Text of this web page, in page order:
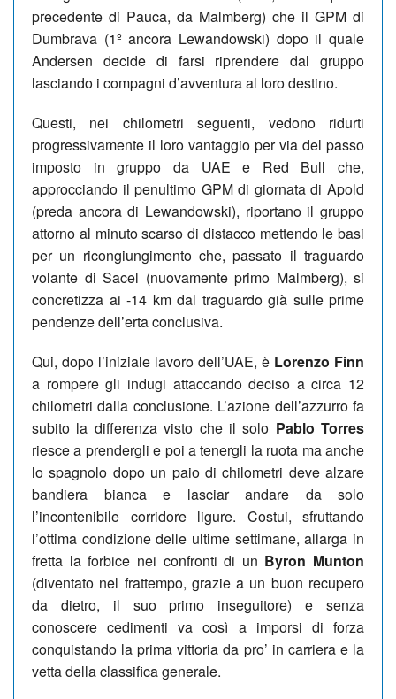
precedente di Pauca, da Malmberg) che il GPM di
Dumbrava (1º ancora Lewandowski) dopo il quale
Andersen decide di farsi riprendere dal gruppo
lasciando i compagni d’avventura al loro destino.
Questi, nei chilometri seguenti, vedono ridurti
progressivamente il loro vantaggio per via del passo
imposto in gruppo da UAE e Red Bull che,
approcciando il penultimo GPM di giornata di Apold
(preda ancora di Lewandowski), riportano il gruppo
attorno al minuto scarso di distacco mettendo le basi
per un ricongiungimento che, passato il traguardo
volante di Sacel (nuovamente primo Malmberg), si
concretizza ai -14 km dal traguardo già sulle prime
pendenze dell’erta conclusiva.
Qui, dopo l’iniziale lavoro dell’UAE, è Lorenzo Finn
a rompere gli indugi attaccando deciso a circa 12
chilometri dalla conclusione. L’azione dell’azzurro fa
subito la differenza visto che il solo Pablo Torres
riesce a prendergli e poi a tenergli la ruota ma anche
lo spagnolo dopo un paio di chilometri deve alzare
bandiera bianca e lasciar andare da solo
l’incontenibile corridore ligure. Costui, sfruttando
l’ottima condizione delle ultime settimane, allarga in
fretta la forbice nei confronti di un Byron Munton
(diventato nel frattempo, grazie a un buon recupero
da dietro, il suo primo inseguitore) e senza
conoscere cedimenti va così a imporsi di forza
conquistando la prima vittoria da pro’ in carriera e la
vetta della classifica generale.